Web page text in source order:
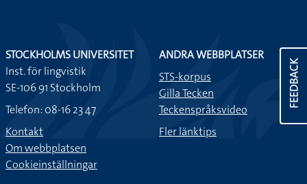
FEEDBACK
STOCKHOLMS UNIVERSITET
Inst. för lingvistik
SE-106 91 Stockholm
Telefon: 08-16 23 47
Kontakt
Om webbplatsen
Cookieinställningar
ANDRA WEBBPLATSER
STS-korpus
Gilla Tecken
Teckenspråksvideo
Fler länktips